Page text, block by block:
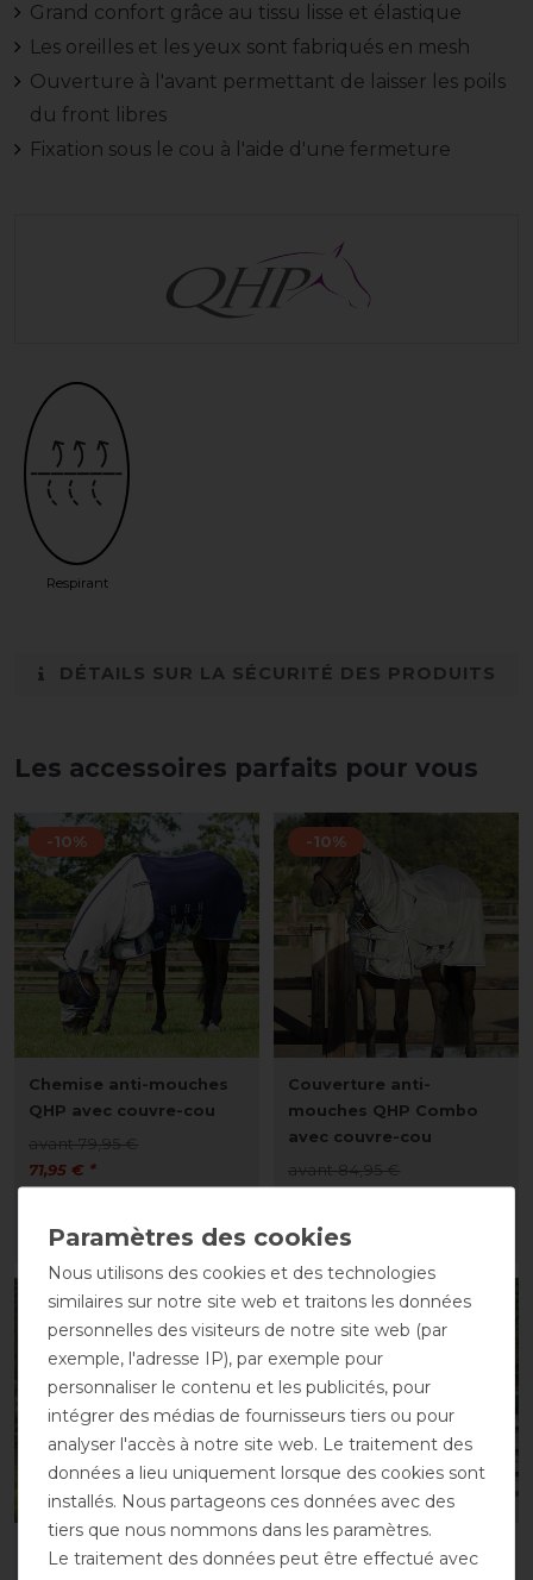
Grand confort grâce au tissu lisse et élastique
Les oreilles et les yeux sont fabriqués en mesh
Ouverture à l'avant permettant de laisser les poils
du front libres
Fixation sous le cou à l'aide d'une fermeture
Respirant
DÉTAILS SUR LA SÉCURITÉ DES PRODUITS
Les accessoires parfaits pour vous
-10%
Chemise anti-mouches
QHP avec couvre-cou
avant 79,95 €
71,95 € *
LISTE DE SOUHAITS
-10%
Couverture anti-
mouches QHP Combo
avec couvre-cou
avant 84,95 €
LISTE DE SOUHAITS
-10%
Couvre-reins anti-
-10%
Chemise anti-mouches
Nous utilisons des cookies et des technologies
similaires sur notre site web et traitons les données
personnelles des visiteurs de notre site web (par
exemple, l'adresse IP), par exemple pour
personnaliser le contenu et les publicités, pour
intégrer des médias de fournisseurs tiers ou pour
analyser l'accès à notre site web. Le traitement des
données a lieu uniquement lorsque des cookies sont
installés. Nous partageons ces données avec des
tiers que nous nommons dans les paramètres.
Le traitement des données peut être effectué avec